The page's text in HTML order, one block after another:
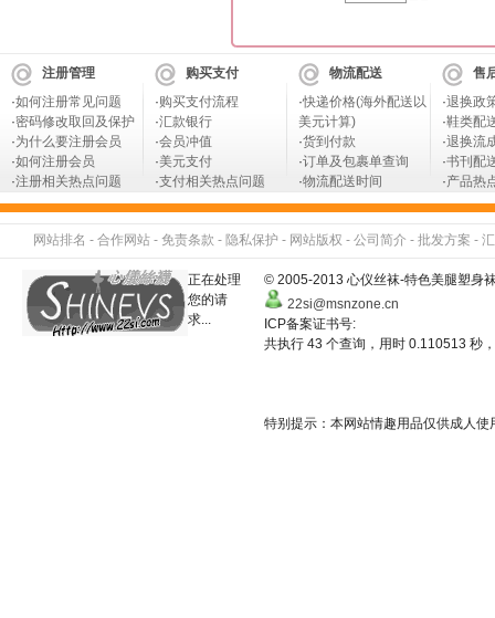
注册管理
·如何注册常见问题
·密码修改取回及保护
·为什么要注册会员
·如何注册会员
·注册相关热点问题
购买支付
·购买支付流程
·汇款银行
·会员冲值
·美元支付
·支付相关热点问题
物流配送
·快递价格(海外配送以
美元计算)
·货到付款
·订单及包裹单查询
·物流配送时间
售
·退换政
·鞋类配
·退换流
·书刊配
·产品热
网站排名 - 合作网站 - 免责条款 - 隐私保护 - 网站版权 - 公司简介 - 批发方案 -
© 2005-2013 心仪丝袜-特色美腿塑身
22si@msnzone.cn
ICP备案证书号:
共执行 43 个查询，用时 0.110513 秒
特别提示：本网站情趣用品仅供成人
正在处理
您的请
求...